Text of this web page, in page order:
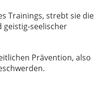
Trainings, strebt sie die
seelischer
Prävention, also